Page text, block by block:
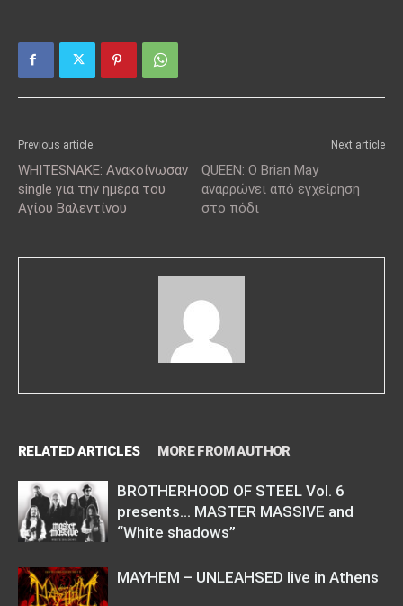
Previous article
WHITESNAKE: Ανακοίνωσαν
single για την ημέρα του
Αγίου Βαλεντίνου
Next article
QUEEN: Ο Brian May
αναρρώνει από εγχείρηση
στο πόδι
RELATED ARTICLES MORE FROM AUTHOR
BROTHERHOOD OF STEEL Vol. 6
presents… MASTER MASSIVE and
“White shadows”
MAYHEM – UNLEAHSED live in Athens